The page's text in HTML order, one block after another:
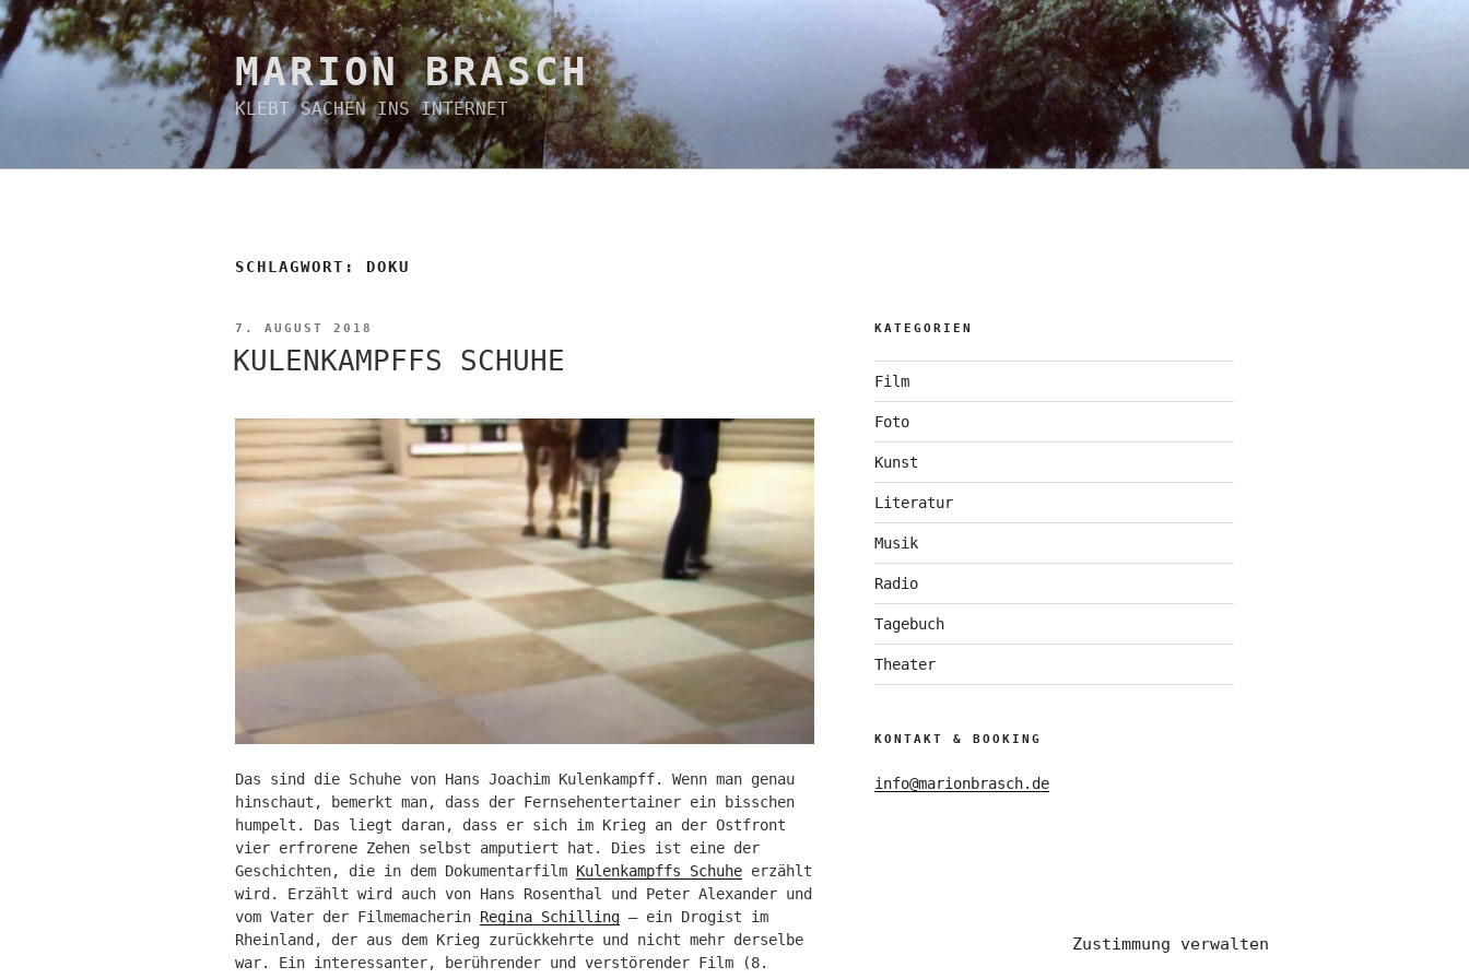
Zustimmung verwalten
Zum
Inhalt
springen
MARION BRASCH
KLEBT SACHEN INS INTERNET
SCHLAGWORT: DOKU
VERÖFFENTLICHT
7. AUGUST 2018
KULENKAMPFFS SCHUHE
Das sind die Schuhe von Hans Joachim Kulenkampff. Wenn man genau
hinschaut, bemerkt man, dass der Fernsehentertainer ein bisschen
humpelt. Das liegt daran, dass er sich im Krieg an der Ostfront
vier erfrorene Zehen selbst amputiert hat. Dies ist eine der
Geschichten, die in dem Dokumentarfilm Kulenkampffs Schuhe erzählt
wird. Erzählt wird auch von Hans Rosenthal und Peter Alexander und
vom Vater der Filmemacherin Regina Schilling – ein Drogist im
Rheinland, der aus dem Krieg zurückkehrte und nicht mehr derselbe
war. Ein interessanter, berührender und verstörender Film (8.
KATEGORIEN
Film
Foto
Kunst
Literatur
Musik
Radio
Tagebuch
Theater
KONTAKT & BOOKING
info@marionbrasch.de